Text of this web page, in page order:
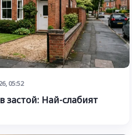
05:52
застой: Най-слабият